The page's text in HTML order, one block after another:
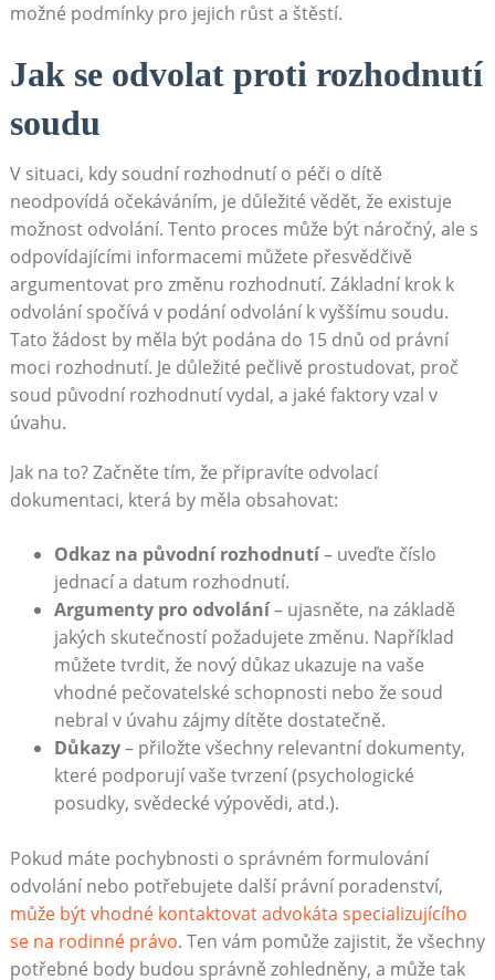
možné podmínky pro jejich růst a štěstí.
Jak se odvolat proti rozhodnutí
soudu
V situaci, kdy soudní rozhodnutí o péči o dítě
neodpovídá očekáváním, je důležité vědět, že existuje
možnost odvolání. Tento proces může být náročný, ale s
odpovídajícími informacemi můžete přesvědčivě
argumentovat pro změnu rozhodnutí. Základní krok k
odvolání spočívá v podání odvolání k vyššímu soudu.
Tato žádost by měla být podána do 15 dnů od právní
moci rozhodnutí. Je důležité pečlivě prostudovat, proč
soud původní rozhodnutí vydal, a jaké faktory vzal v
úvahu.
Jak na to? Začněte tím, že připravíte odvolací
dokumentaci, která by měla obsahovat:
Odkaz na původní rozhodnutí– uveďte číslo
jednací a datum rozhodnutí.
Argumenty pro odvolání– ujasněte, na základě
jakých skutečností požadujete změnu. Například
můžete tvrdit, že nový důkaz ukazuje na vaše
vhodné pečovatelské schopnosti nebo že soud
nebral v úvahu zájmy dítěte dostatečně.
Důkazy– přiložte všechny relevantní dokumenty,
které podporují vaše tvrzení (psychologické
posudky, svědecké výpovědi, atd.).
Pokud máte pochybnosti o správném formulování
odvolání nebo potřebujete další právní poradenství,
může být vhodné kontaktovat advokáta specializujícího
se na rodinné právo. Ten vám pomůže zajistit, že všechny
potřebné body budou správně zohledněny, a může tak